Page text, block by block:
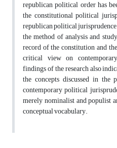
republican political order has
the constitutional political
republican political
the method of analysis and
record of the constitution and
critical view on
findings of the research also
the concepts discussed in
contemporary political
merely nominalist and populist
conceptual vocabulary.